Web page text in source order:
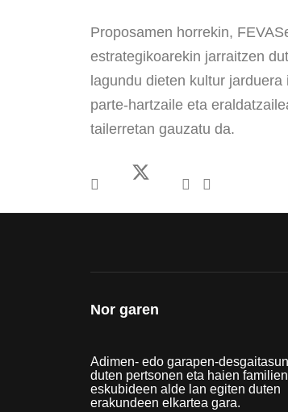
Proposamen horrekin,
estrategikoarekin jarraitzen
lagundu dieten kultur
parte-hartzaile eta
tailerretan gauzatu da.
Nor garen
Adimen- edo garapen-
duten pertsonen eta haien familien
eskubideen alde lan egiten duten
erakundeen elkartea gara.